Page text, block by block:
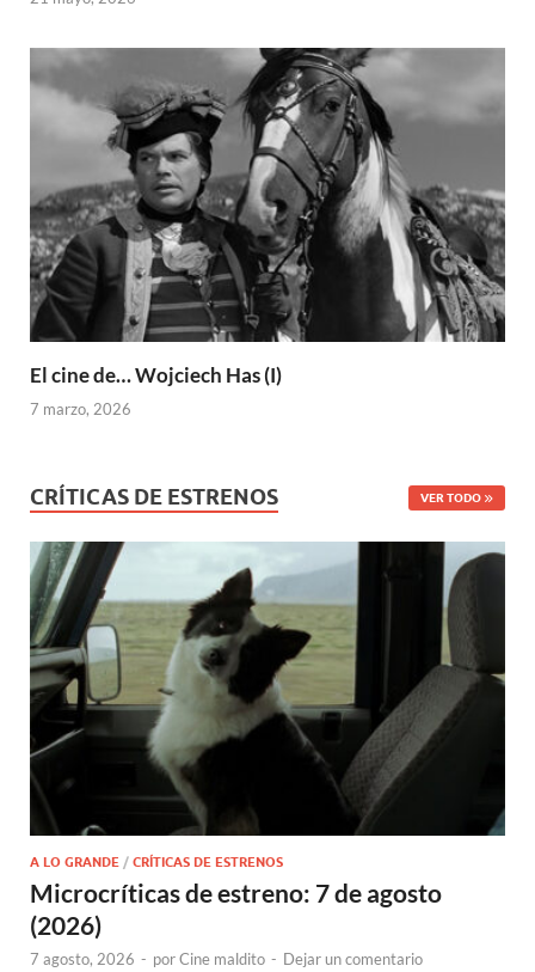
El cine de… Wojciech Has (I)
7 marzo, 2026
CRÍTICAS DE ESTRENOS VER TODO
A LO GRANDE / CRÍTICAS DE ESTRENOS
Microcríticas de estreno: 7 de agosto
(2026)
7 agosto, 2026 - porCine maldito - Dejar un comentario